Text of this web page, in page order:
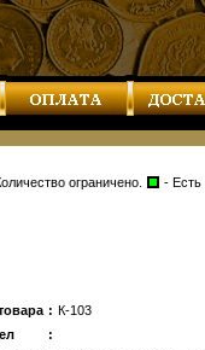
ограничено. - Есть
: К-103
: